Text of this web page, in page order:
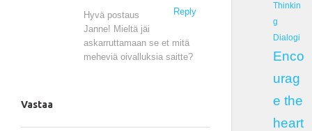
Reply
Hyvä postaus
Janne! Mieltä jäi
askarruttamaan se et mitä
meheviä oivalluksia saitte?
Vastaa
Thinkin
g
Dialogi
Enco
urag
e the
heart